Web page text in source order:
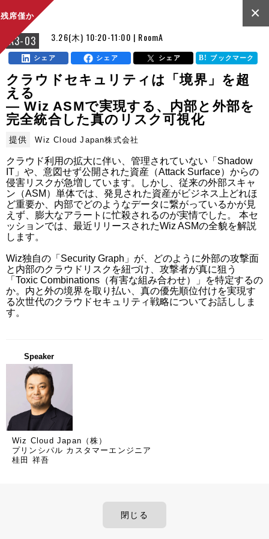
A3-03 3.26(木) 10:20-11:00 | RoomA
×
シェア シェア シェア ブックマーク
残席僅か
クラウドセキュリティは「境界」を超
える
— Wiz ASMで実現する、内部と外部を
完全統合した真のリスク可視化
提供 Wiz Cloud Japan株式会社
クラウド利用の拡大に伴い、管理されていない「Shadow
IT」や、意図せず公開された資産（Attack Surface）からの
侵害リスクが急増しています。しかし、従来の外部スキャ
ン（ASM）単体では、発見された資産がビジネス上どれほ
ど重要か、内部でどのようなデータに繋がっているかが見
えず、膨大なアラートに忙殺されるのが実情でした。 本セ
ッションでは、最近リリースされたWiz ASMの全貌を解説
します。
Wiz独自の「Security Graph」が、どのように外部の攻撃面
と内部のクラウドリスクを紐づけ、攻撃者が真に狙う
「Toxic Combinations（有害な組み合わせ）」を特定するの
か。内と外の境界を取り払い、真の優先順位付けを実現す
る次世代のクラウドセキュリティ戦略についてお話ししま
す。
Speaker
Wiz Cloud Japan（株）
プリンシパル カスタマーエンジニア
桂田 祥吾
閉じる